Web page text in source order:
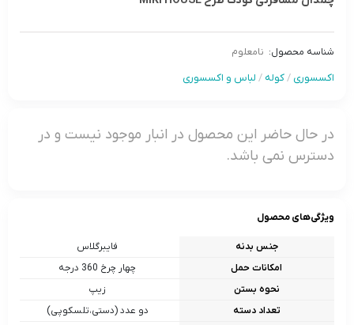
شناسه محصول: نامعلوم
اکسسوری /کوله / لباس و اکسسوری
در حال حاضر این محصول در انبار موجود نیست و در
دسترس نمی باشد.
ویژگی‌های محصول
جنس بدنه
فایبرگلاس
امکانات حمل
چهار چرخ 360 درجه
نحوه بستن
زیپ
تعداد دسته
دو عدد (دستی،تلسکوپی)